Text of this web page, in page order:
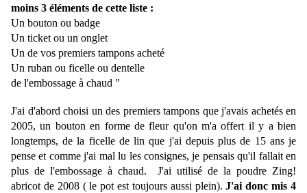
moins 3 éléments de cette liste :
Un bouton ou badge
Un ticket ou un onglet
Un de vos premiers tampons acheté
Un ruban ou ficelle ou dentelle
de l'embossage à chaud "
J'ai d'abord choisi un des premiers tampons que j'avais achetés en
2005, un bouton en forme de fleur qu'on m'a offert il y a bien
longtemps, de la ficelle de lin que j'ai depuis plus de 15 ans je
pense et comme j'ai mal lu les consignes, je pensais qu'il fallait en
plus de l'embossage à chaud. J'ai utilisé de la poudre Zing!
abricot de 2008 ( le pot est toujours aussi plein). J'ai donc mis 4